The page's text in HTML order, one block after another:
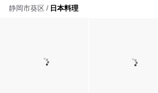
静岡市葵区 / 日本料理